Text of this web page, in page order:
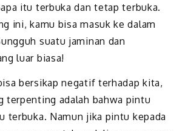
itu terbuka dan tetap terbuka.
ini, kamu bisa masuk ke dalam
suatu jaminan dan
luar biasa!
bersikap negatif terhadap kita,
terpenting adalah bahwa pintu
terbuka. Namun jika pintu kepada